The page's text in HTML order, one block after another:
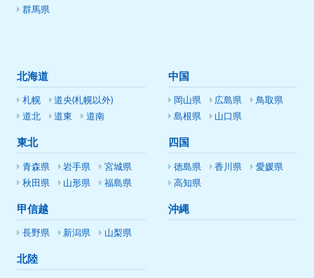
群馬県
北海道
札幌
道央(札幌以外)
道北
道東 道南
東北
青森県 岩手県
宮城県
秋田県
山形県 福島県
甲信越
長野県 新潟県 山梨県
北陸
中国
岡山県 広島県
鳥取県
島根県
山口県
四国
徳島県 香川県
愛媛県
高知県
沖縄